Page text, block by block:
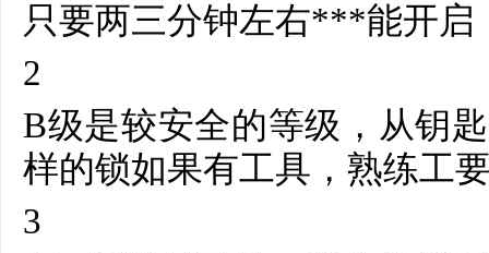
只要两三分钟左右***能开启
2
B级是较安全的等级，从钥
样的锁如果有工具，熟练工
3